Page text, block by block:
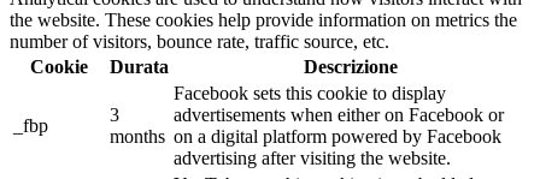
the website. These cookies help provide information on metrics the
number of visitors, bounce rate, traffic source, etc.
Cookie
Durata Descrizione
_fbp
3
months
Facebook sets this cookie to display
advertisements when either on Facebook or
on a digital platform powered by Facebook
advertising after visiting the website.